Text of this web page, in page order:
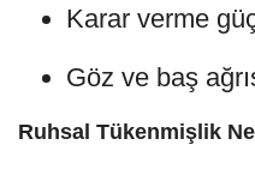
Karar verme
Göz ve baş
Ruhsal Tükenmişlik